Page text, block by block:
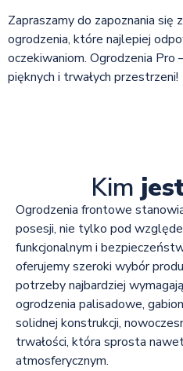
Zapraszamy do zapoznania się z
ogrodzenia, które najlepiej
oczekiwaniom. Ogrodzenia
pięknych i trwałych przestrzeni!
Kim
Ogrodzenia frontowe
posesji, nie tylko pod
funkcjonalnym i
oferujemy szeroki wybór
potrzeby najbardziej
ogrodzenia palisadowe,
solidnej konstrukcji,
trwałości, która sprosta
atmosferycznym.